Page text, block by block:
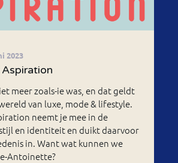
2023
meer zoals-ie was, en dat geldt
van luxe, mode & lifestyle.
neemt je mee in de
en identiteit en duikt daarvoor
in. Want wat kunnen we
Antoinette?